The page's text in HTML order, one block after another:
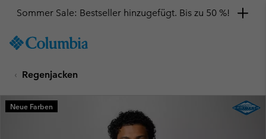
TO
SKIP
MAIN
NAV
Sommer Sale: Bestseller hinzugefügt. Bis zu 50 %!
Regenjacken
Neue Farben